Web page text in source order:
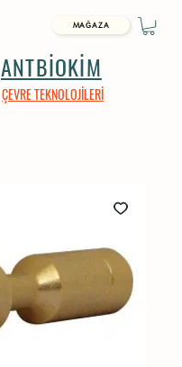
ANTBİOKİM
ÇEVRE TEKNOLOJİLERİ
MAĞAZA